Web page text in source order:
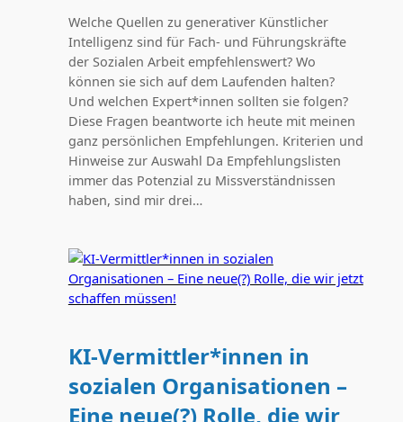
Welche Quellen zu generativer Künstlicher
Intelligenz sind für Fach- und Führungskräfte
der Sozialen Arbeit empfehlenswert? Wo
können sie sich auf dem Laufenden halten?
Und welchen Expert*innen sollten sie folgen?
Diese Fragen beantworte ich heute mit meinen
ganz persönlichen Empfehlungen. Kriterien und
Hinweise zur Auswahl Da Empfehlungslisten
immer das Potenzial zu Missverständnissen
haben, sind mir drei…
KI-Vermittler*innen in
sozialen Organisationen –
Eine neue(?) Rolle, die wir